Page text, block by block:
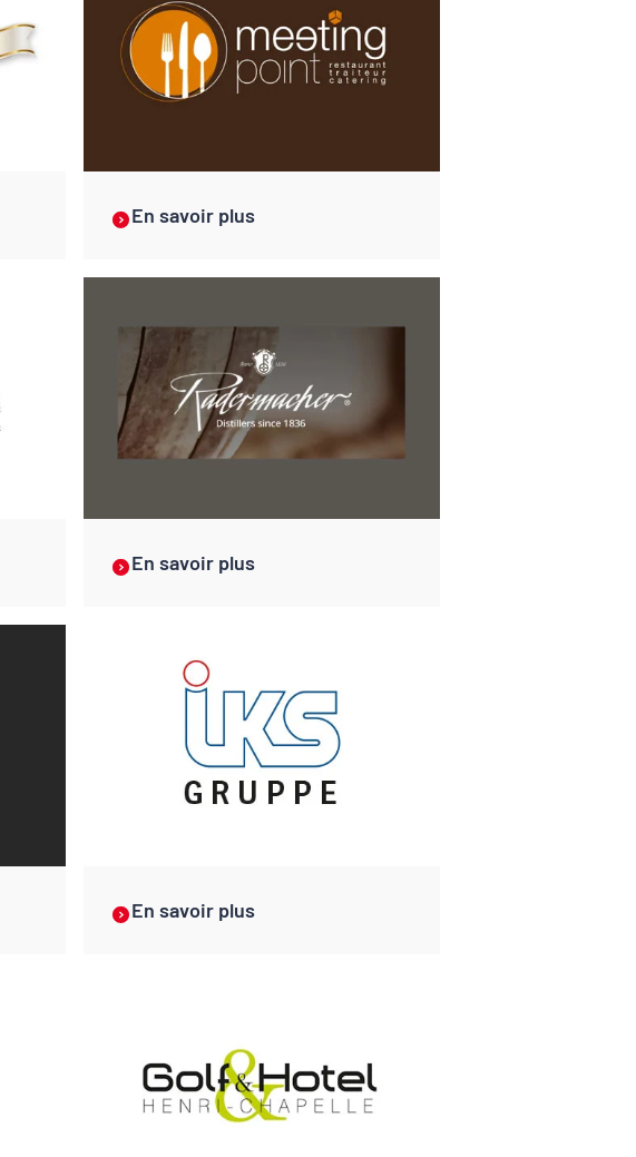
En savoir plus
En savoir plus
En savoir plus